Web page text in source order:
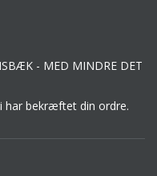
- MED MINDRE DET
har bekræftet din ordre.